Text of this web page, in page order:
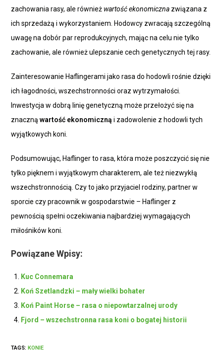
zachowania rasy, ale również wartość ekonomiczna związana z
ich sprzedażą i wykorzystaniem. Hodowcy zwracają szczególną
uwagę na dobór par reprodukcyjnych, mając na celu nie tylko
zachowanie, ale również ulepszanie cech genetycznych tej rasy.
Zainteresowanie Haflingerami jako rasa do hodowli rośnie dzięki
ich łagodności, wszechstronności oraz wytrzymałości.
Inwestycja w dobrą linię genetyczną może przełożyć się na
znacznąwartość ekonomiczną i zadowolenie z hodowli tych
wyjątkowych koni.
Podsumowując, Haflinger to rasa, która może poszczycić się nie
tylko pięknem i wyjątkowym charakterem, ale też niezwykłą
wszechstronnością. Czy to jako przyjaciel rodziny, partner w
sporcie czy pracownik w gospodarstwie – Haflinger z
pewnością spełni oczekiwania najbardziej wymagających
miłośników koni.
Powiązane Wpisy:
Kuc Connemara
Koń Szetlandzki – mały wielki bohater
Koń Paint Horse – rasa o niepowtarzalnej urody
Fjord – wszechstronna rasa koni o bogatej historii
TAGS: KONIE